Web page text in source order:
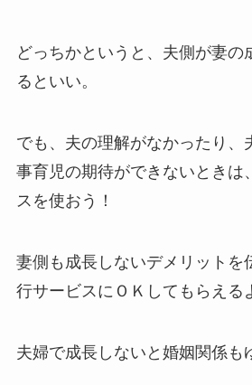
どっちかというと、夫側が妻の
るといい。
でも、夫の理解がなかったり、
事育児の期待ができないときは
スを使おう！
妻側も成長しないデメリットを
行サービスにＯＫしてもらえる
夫婦で成長しないと婚姻関係